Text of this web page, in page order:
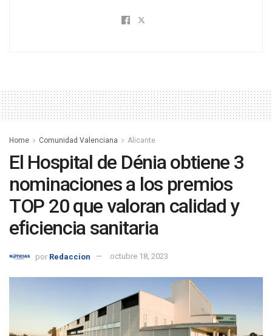
Home Comunidad Valenciana Alicante
El Hospital de Dénia obtiene 3
nominaciones a los premios
TOP 20 que valoran calidad y
eficiencia sanitaria
por Redaccion octubre 18, 2023